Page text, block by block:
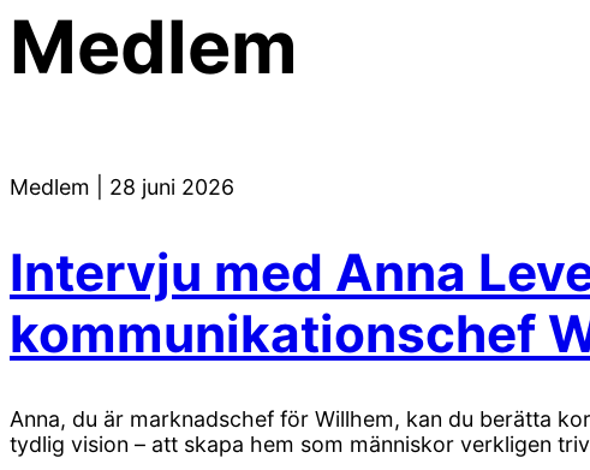
Medlem
Medlem 28 juni 2026
Intervju med Anna
kommunikationschef
Anna, du är marknadschef för Willhem, kan du berätta
tydlig vision – att skapa hem som människor verkligen